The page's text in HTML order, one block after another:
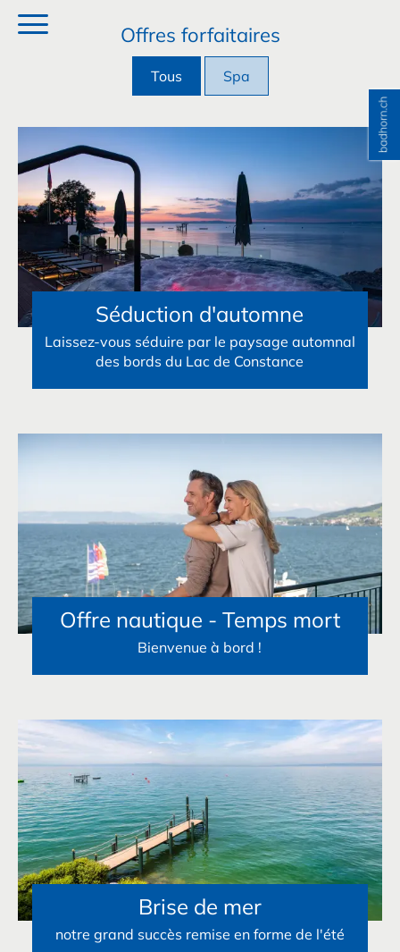
Offres forfaitaires
Tous Spa
Séduction d'automne
Laissez-vous séduire par le paysage automnal
des bords du Lac de Constance
Offre nautique - Temps mort
Bienvenue à bord !
Brise de mer
notre grand succès remise en forme de l'été